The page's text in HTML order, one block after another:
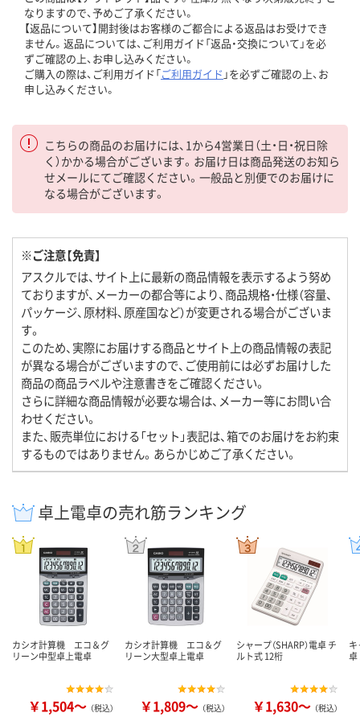
なりますので、予めご了承ください。
【返品について】開封後はお客様のご都合による返品はお受けでき
ません。返品については、ご利用ガイド「返品・交換について」を必
ずご確認の上、お申し込みください。
ご購入の際は、ご利用ガイド「ご利用ガイド 」を必ずご確認の上、お
申し込みください。
こちらの商品のお届けには、1から4営業日（土・日・祝日除
く）かかる場合がございます。お届け日は商品発送のお知ら
せメールにてご確認ください。一般品と別便でのお届けに
なる場合がございます。
※ご注意【免責】
アスクルでは、サイト上に最新の商品情報を表示するよう努め
ておりますが、メーカーの都合等により、商品規格・仕様（容量、
パッケージ、原材料、原産国など）が変更される場合がございま
す。
このため、実際にお届けする商品とサイト上の商品情報の表記
が異なる場合がございますので、ご使用前には必ずお届けした
商品の商品ラベルや注意書きをご確認ください。
さらに詳細な商品情報が必要な場合は、メーカー等にお問い合
わせください。
また、販売単位における「セット」表記は、箱でのお届けをお約束
するものではありません。あらかじめご了承ください。
卓上電卓の売れ筋ランキング
カシオ計算機 エコ＆グ
リーン中型卓上電卓
￥1,504～ （税込）
カシオ計算機 エコ＆グ
リーン大型卓上電卓
￥1,809～ （税込）
シャープ（SHARP）電卓 チ
ルト式 12桁
￥1,630～ （税込）
キ
卓